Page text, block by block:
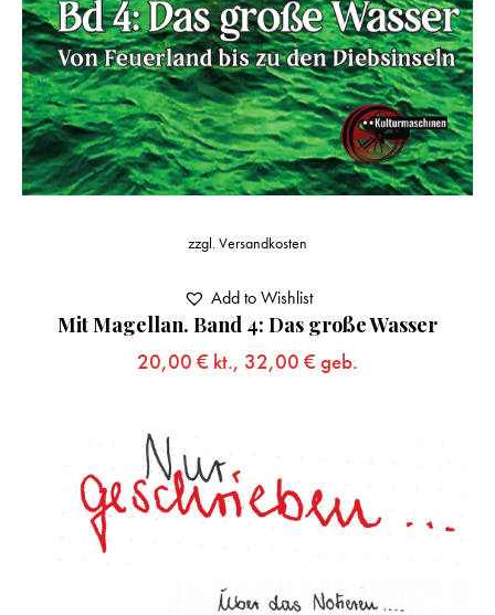
Mit Magellan. Band 4: Das große Wasser
20,00 € kt., 32,00 € geb.
zzgl.Versandkosten
Add to Wishlist